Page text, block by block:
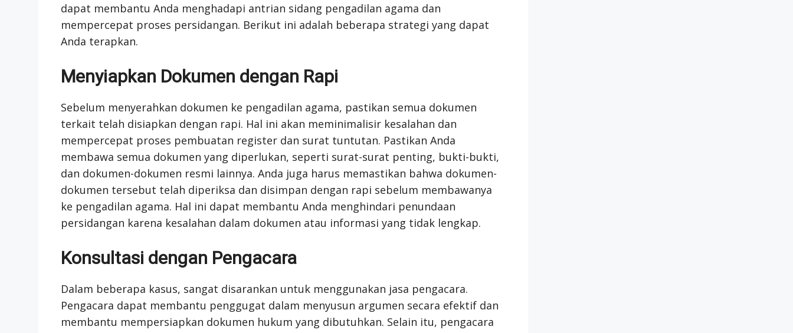
dapat membantu Anda menghadapi antrian sidang pengadilan agama dan
mempercepat proses persidangan. Berikut ini adalah beberapa strategi yang dapat
Anda terapkan.
Menyiapkan Dokumen dengan Rapi
Sebelum menyerahkan dokumen ke pengadilan agama, pastikan semua dokumen
terkait telah disiapkan dengan rapi. Hal ini akan meminimalisir kesalahan dan
mempercepat proses pembuatan register dan surat tuntutan. Pastikan Anda
membawa semua dokumen yang diperlukan, seperti surat-surat penting, bukti-bukti,
dan dokumen-dokumen resmi lainnya. Anda juga harus memastikan bahwa dokumen-
dokumen tersebut telah diperiksa dan disimpan dengan rapi sebelum membawanya
ke pengadilan agama. Hal ini dapat membantu Anda menghindari penundaan
persidangan karena kesalahan dalam dokumen atau informasi yang tidak lengkap.
Konsultasi dengan Pengacara
Dalam beberapa kasus, sangat disarankan untuk menggunakan jasa pengacara.
Pengacara dapat membantu penggugat dalam menyusun argumen secara efektif dan
membantu mempersiapkan dokumen hukum yang dibutuhkan. Selain itu, pengacara